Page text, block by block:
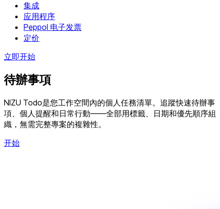
集成
应用程序
Peppol 电子发票
定价
立即开始
待辦事項
NIZU Todo是您工作空間內的個人任務清單。追蹤快速待辦事
項、個人提醒和日常行動——全部用標籤、日期和優先順序組
織，無需完整專案的複雜性。
开始